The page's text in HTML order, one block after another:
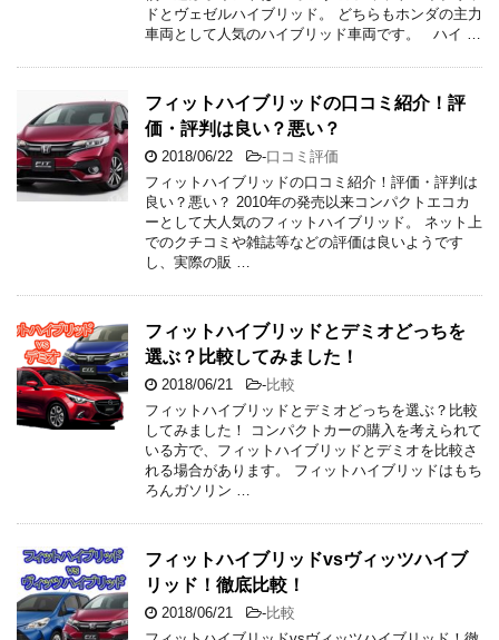
ドとヴェゼルハイブリッド。 どちらもホンダの主力
車両として人気のハイブリッド車両です。 ハイ …
フィットハイブリッドの口コミ紹介！評
価・評判は良い？悪い？
2018/06/22 -口コミ評価
フィットハイブリッドの口コミ紹介！評価・評判は
良い？悪い？ 2010年の発売以来コンパクトエコカ
ーとして大人気のフィットハイブリッド。 ネット上
でのクチコミや雑誌等などの評価は良いようです
し、実際の販 …
フィットハイブリッドとデミオどっちを
選ぶ？比較してみました！
2018/06/21 -比較
フィットハイブリッドとデミオどっちを選ぶ？比較
してみました！ コンパクトカーの購入を考えられて
いる方で、フィットハイブリッドとデミオを比較さ
れる場合があります。 フィットハイブリッドはもち
ろんガソリン …
フィットハイブリッドvsヴィッツハイブ
リッド！徹底比較！
2018/06/21 -比較